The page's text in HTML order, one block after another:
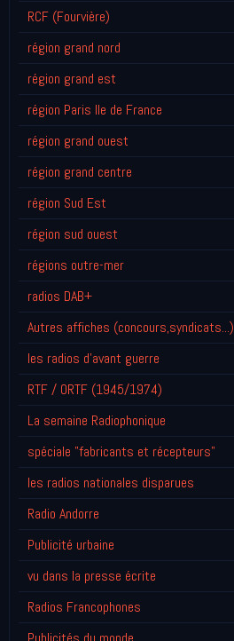
RCF (Fourvière)
région grand nord
région grand est
région Paris Ile de France
région grand ouest
région grand centre
région Sud Est
région sud ouest
régions outre-mer
radios DAB+
Autres affiches (concours,syndicats...)
les radios d'avant guerre
RTF / ORTF (1945/1974)
La semaine Radiophonique
spéciale "fabricants et récepteurs"
les radios nationales disparues
Radio Andorre
Publicité urbaine
vu dans la presse écrite
Radios Francophones